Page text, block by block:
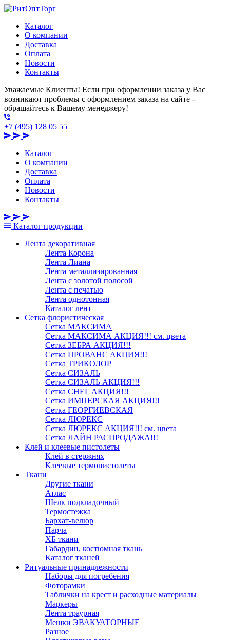
Каталог
О компании
Доставка
Оплата
Новости
Контакты
Уважаемые Клиенты! Если при оформлении заказа у Вас
возникают проблемы с оформлением заказа на сайте -
обращайтесь к Вашему менеджеру!
+7 (495) 128 05 55
Каталог
О компании
Доставка
Оплата
Новости
Контакты
Каталог продукции
Лента декоративная
Лента Корона
Лента Лиана
Лента металлизированная
Лента с золотой полосой
Лента с печатью
Лента однотонная
Каталог лент
Сетка флористическая
Сетка МАКСИМА
Сетка МАКСИМА АКЦИЯ!!! см. цвета
Сетка ЗЕБРА АКЦИЯ!!!
Сетка ПРОВАНС АКЦИЯ!!!
Сетка ТРИКОЛОР
Сетка СИЗАЛЬ
Сетка СИЗАЛЬ АКЦИЯ!!!
Сетка СНЕГ АКЦИЯ!!!
Сетка ИМПЕРСКАЯ АКЦИЯ!!!
Сетка ГЕОРГИЕВСКАЯ
Сетка ЛЮРЕКС
Сетка ЛЮРЕКС АКЦИЯ!!! см. цвета
Сетка ЛАЙН РАСПРОДАЖА!!!
Клей и клеевые пистолеты
Клей в стержнях
Клеевые термопистолеты
Ткани
Другие ткани
Атлас
Шелк подкладочный
Термостежка
Бархат-велюр
Парча
ХБ ткани
Габардин, костюмная ткань
Каталог тканей
Ритуальные принадлежности
Наборы для погребения
Фоторамки
Таблички на крест и расходные материалы
Маркеры
Лента траурная
Мешки ЭВАКУАТОРНЫЕ
Разное